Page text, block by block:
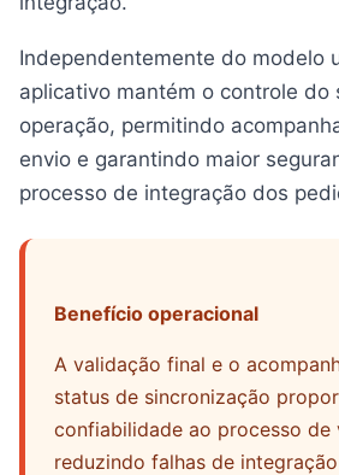
Independentemente do modelo
aplicativo mantém o controle do
operação, permitindo
envio e garantindo maior
processo de integração dos
Benefício operacional
A validação final e o
status de sincronização
confiabilidade ao processo de
reduzindo falhas de